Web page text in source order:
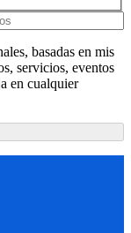
basadas en mis
servicios, eventos
en cualquier